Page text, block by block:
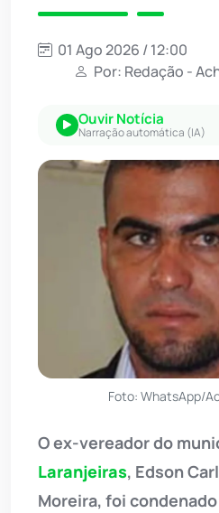
01 Ago 2026 / 12:00
Por: Redação -
Ouvir Notícia
Narração automática (IA)
Foto: WhatsApp/
O ex-vereador do
Laranjeiras, Edson
Moreira, foi